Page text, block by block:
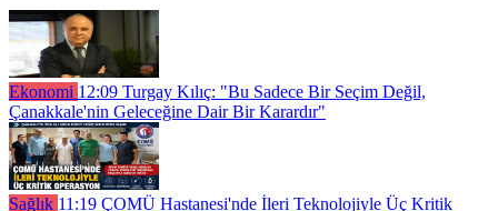
Ekonomi 12:09 Turgay Kılıç: "Bu Sadece Bir Seçim Değil,
Çanakkale'nin Geleceğine Dair Bir Karardır"
Sağlık 11:19 ÇOMÜ Hastanesi'nde İleri Teknolojiyle Üç Kritik